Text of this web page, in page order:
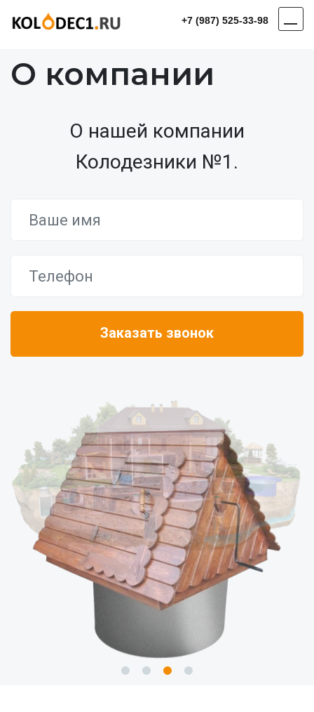
+7 (987) 525-33-98
О компании
О нашей компании
Колодезники №1.